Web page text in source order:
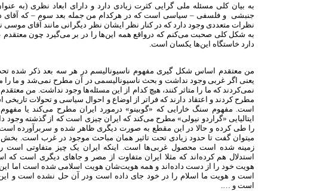
به بیان کلی مسئله ملی گرایی کثرت زیادی دارد و دارای ابعاد نظری (به
جنبشی و فلسفی – سیاسی است که در هرکدام من جمله بعد سوم – که آقای
نظرات متعددی وجود دارد که در کنار نظر ایشان نظر دیگرانی مانند آقای
به شکل کلی صحبت می‌کنم که درواقع همه این‌ها را در بر می‌گیرد چون معتقدم
دارد خاستگاه این‌ها یکسان است.
من معتقدم اساس شکل گیری مفهوم ناسیونالیسم در هر سه بعد ذکر شده
یعنی اگر غربی وجود نداشت و بحث ناسیونالیسمی در آن مطرح نمی‌شد و ما را
نمی‌کردند که ما را متاثر کنند، هیچ کدام از این مسئله‌ها وجود نداشت. من
مطرح کردند و اعتقاد دارند که فراتر از اوضاع و احوال سیاسی و تحولات
است. مفهوم سنگ خارایی که «گوبینو» درمورد ایران مطرح می‌کند یا
ایتالیایی «گراردو نیولی» مطرح می‌کند که ایران چیزی است که از گذشته وجود
را طی کرده و حالا در این مقطع به صورت دیگری ظاهر شده و سربرآورده است،
میتوان گفت تا حدود زیادی تحت تاثیر همان مباحث موجود در غرب است.
زمینه شده است محصول غربی‌ها است. اینکه ایران یک چیز متفاوتی است را
استدلال هم کرده‌اند که مثلا ایران متفاوت از مصر و جاهای دیگری است که
هویت‌ خود را از دست داده‌‌اند و همه هویت‌شان هویت اسلامی شده است اما این
است و هویت ما اسلام را در خود جای داده است ودر آن حل نشده است و
است و ….